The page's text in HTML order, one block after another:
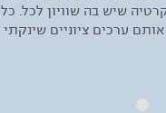
שיש בה שוויון לכל. כל
אותם ערכים ציוניים שינקתי